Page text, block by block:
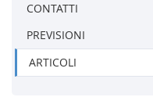
CONTATTI
PREVISIONI
ARTICOLI